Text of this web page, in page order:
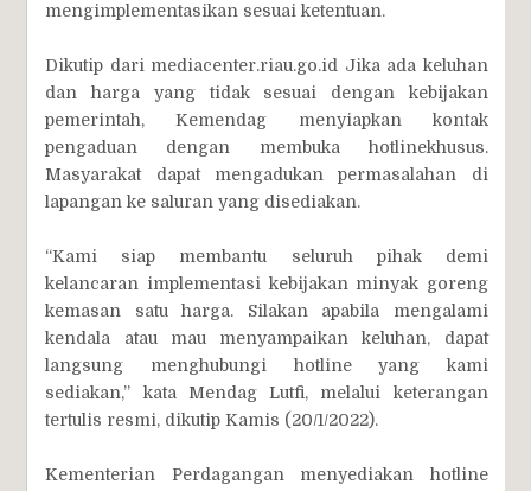
mengimplementasikan sesuai ketentuan.
Dikutip dari mediacenter.riau.go.id Jika ada keluhan
dan harga yang tidak sesuai dengan kebijakan
pemerintah, Kemendag menyiapkan kontak
pengaduan dengan membuka hotlinekhusus.
Masyarakat dapat mengadukan permasalahan di
lapangan ke saluran yang disediakan.
“Kami siap membantu seluruh pihak demi
kelancaran implementasi kebijakan minyak goreng
kemasan satu harga. Silakan apabila mengalami
kendala atau mau menyampaikan keluhan, dapat
langsung menghubungi hotline yang kami
sediakan,” kata Mendag Lutfi, melalui keterangan
tertulis resmi, dikutip Kamis (20/1/2022).
Kementerian Perdagangan menyediakan hotline